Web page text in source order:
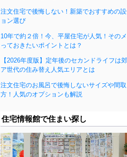
注文住宅で後悔しない！新築でおすすめの
ョン選び
10年で約２倍！今、平屋住宅が人気！その
っておきたいポイントとは？
【2026年度版】定年後のセカンドライフは
ア世代の住み替え人気エリアとは
注文住宅のお風呂で後悔しないサイズや間
方！人気のオプションも解説
住宅情報館で住まい探し